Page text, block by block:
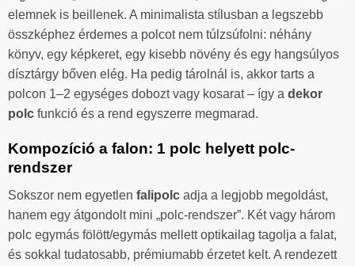
elemnek is beillenek. A minimalista stílusban a legszebb
összképhez érdemes a polcot nem túlzsúfolni: néhány
könyv, egy képkeret, egy kisebb növény és egy hangsúlyos
dísztárgy bőven elég. Ha pedig tárolnál is, akkor tarts a
polcon 1–2 egységes dobozt vagy kosarat – így a dekor
polc funkció és a rend egyszerre megmarad.
Kompozíció a falon: 1 polc helyett polc-
rendszer
Sokszor nem egyetlen falipolc adja a legjobb megoldást,
hanem egy átgondolt mini „polc-rendszer”. Két vagy három
polc egymás fölött/egymás mellett optikailag tagolja a falat,
és sokkal tudatosabb, prémiumabb érzetet kelt. A rendezett